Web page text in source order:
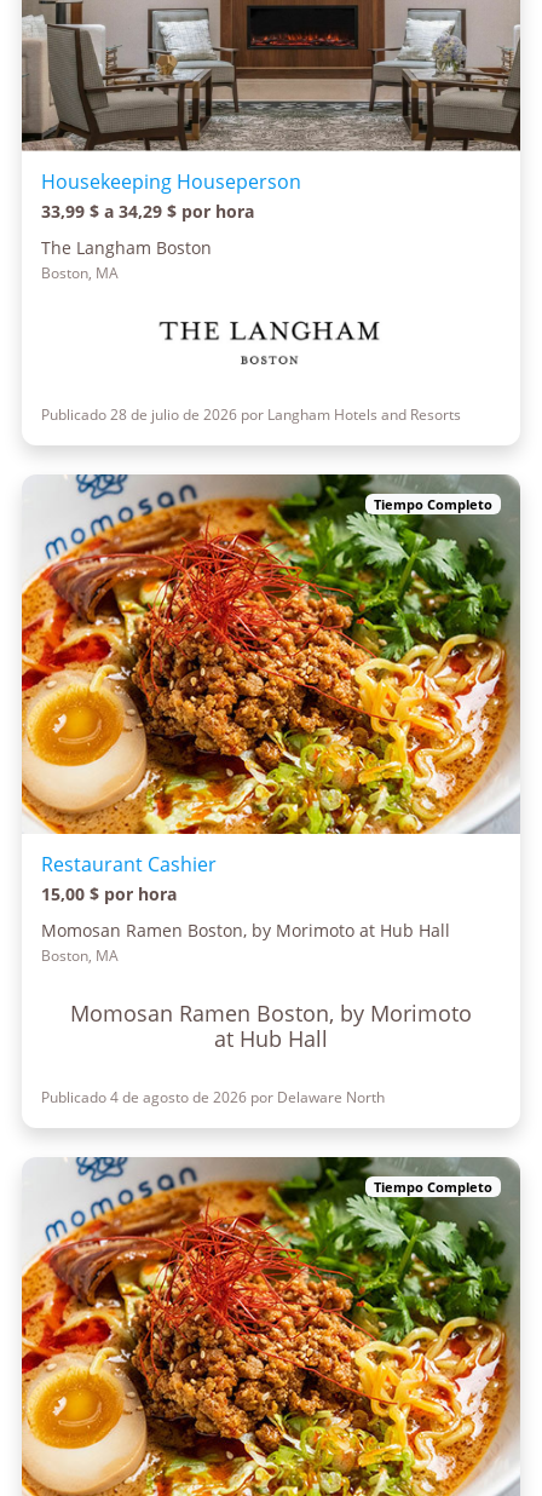
Housekeeping Houseperson
33,99 $ a 34,29 $ por hora
The Langham Boston
Boston, MA
Publicado 28 de julio de 2026 por Langham Hotels and Resorts
Tiempo Completo
Restaurant Cashier
15,00 $ por hora
Momosan Ramen Boston, by Morimoto at Hub Hall
Boston, MA
Momosan Ramen Boston, by Morimoto
at Hub Hall
Publicado 4 de agosto de 2026 por Delaware North
Tiempo Completo